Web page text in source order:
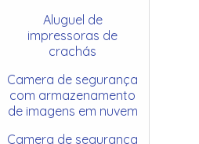
Aluguel de
impressoras de
crachás
Camera de segurança
com armazenamento
de imagens em nuvem
Camera de segurança